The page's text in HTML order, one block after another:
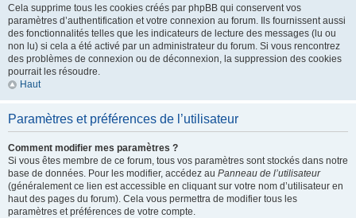
Cela supprime tous les cookies créés par phpBB qui conservent vos
paramètres d’authentification et votre connexion au forum. Ils fournissent aussi
des fonctionnalités telles que les indicateurs de lecture des messages (lu ou
non lu) si cela a été activé par un administrateur du forum. Si vous rencontrez
des problèmes de connexion ou de déconnexion, la suppression des cookies
pourrait les résoudre.
Haut
Paramètres et préférences de l’utilisateur
Comment modifier mes paramètres ?
Si vous êtes membre de ce forum, tous vos paramètres sont stockés dans notre
base de données. Pour les modifier, accédez au Panneau de l’utilisateur
(généralement ce lien est accessible en cliquant sur votre nom d’utilisateur en
haut des pages du forum). Cela vous permettra de modifier tous les
paramètres et préférences de votre compte.